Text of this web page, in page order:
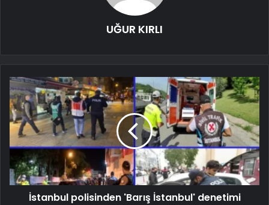
UĞUR KIRLI
İstanbul polisinden 'Barış İstanbul' denetimi